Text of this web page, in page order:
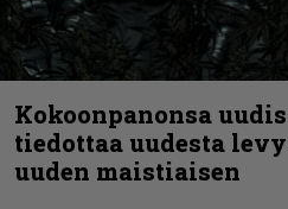
Kokoonpanonsa
tiedottaa uudesta
uuden maistiaisen